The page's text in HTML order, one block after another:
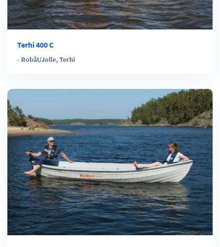
Terhi 400 C
- Robåt/Jolle,Terhi